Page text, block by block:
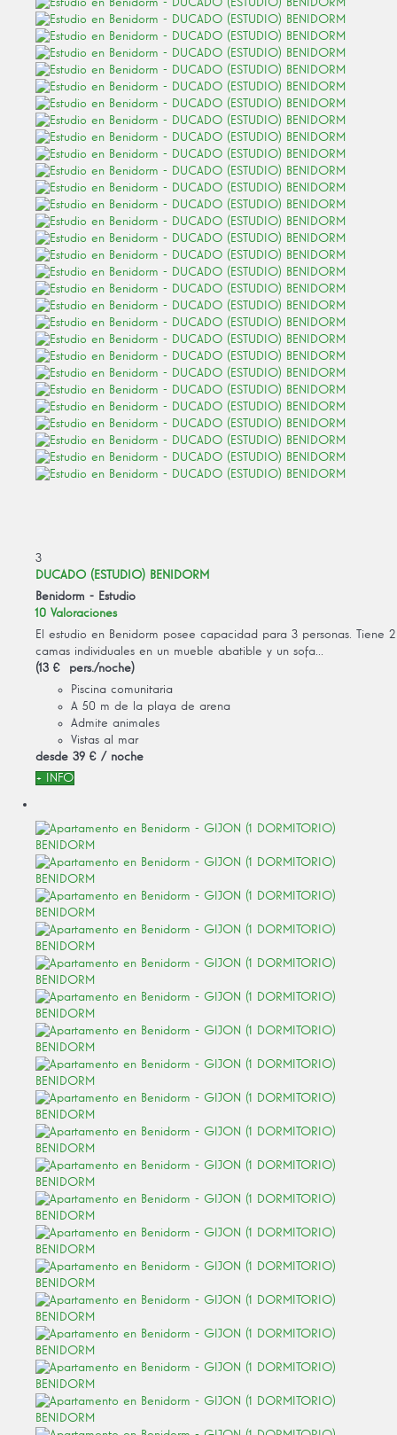
3
DUCADO (ESTUDIO) BENIDORM
Benidorm - Estudio
10 Valoraciones
El estudio en Benidorm posee capacidad para 3 personas. Tiene 2
camas individuales en un mueble abatible y un sofa...
(13 € pers./noche)
Piscina comunitaria
A 50 m de la playa de arena
Admite animales
Vistas al mar
desde 39 € / noche
+ INFO